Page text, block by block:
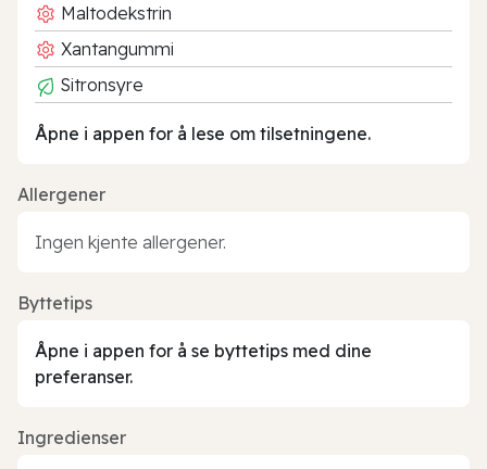
Maltodekstrin
Xantangummi
Sitronsyre
Åpne i appen for å lese om tilsetningene.
Allergener
Ingen kjente allergener.
Byttetips
Åpne i appen for å se byttetips med dine
preferanser.
Ingredienser